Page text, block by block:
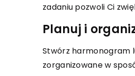
zadaniu pozwoli Ci
Planuj i
Stwórz harmonogram
zorganizowane w
życia.